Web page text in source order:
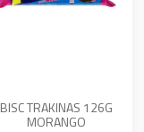
BISC TRAKINAS 126G
MORANGO